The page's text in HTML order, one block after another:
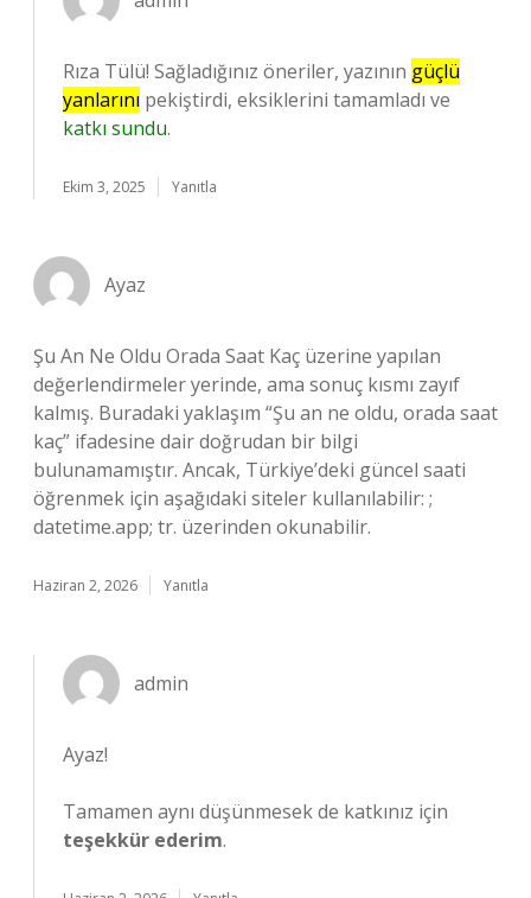
Rıza Tülü! Sağladığınız öneriler, yazının güçlü
yanlarını pekiştirdi, eksiklerini tamamladı ve
katkı sundu.
Ekim 3, 2025 Yanıtla
Ayaz
Şu An Ne Oldu Orada Saat Kaç üzerine yapılan
değerlendirmeler yerinde, ama sonuç kısmı zayıf
kalmış. Buradaki yaklaşım “Şu an ne oldu, orada saat
kaç” ifadesine dair doğrudan bir bilgi
bulunamamıştır. Ancak, Türkiye’deki güncel saati
öğrenmek için aşağıdaki siteler kullanılabilir: ;
datetime.app; tr. üzerinden okunabilir.
Haziran 2, 2026 Yanıtla
admin
Ayaz!
Tamamen aynı düşünmesek de katkınız için
teşekkür ederim.